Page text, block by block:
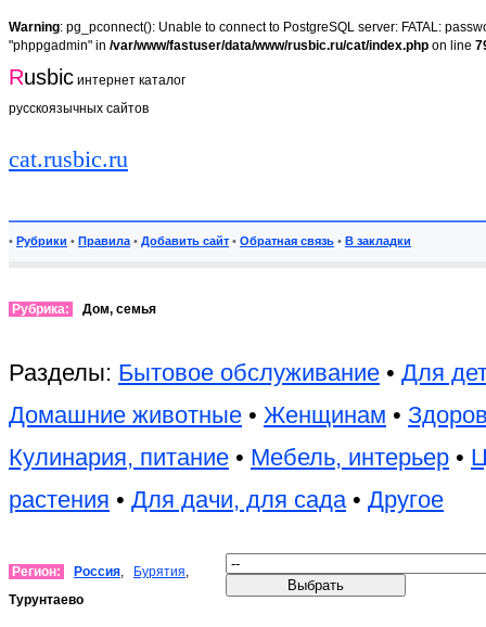
Warning: pg_pconnect(): Unable to connect to PostgreSQL server: FATAL:
"phppgadmin" in /var/www/fastuser/data/www/rusbic.ru/cat/index.php on line
Rusbic интернет каталог
русскоязычных сайтов
cat.rusbic.ru
• Рубрики • Правила • Добавить сайт • Обратная связь • В закладки
Рубрика: Дом, семья
Разделы: Бытовое обслуживание • Для
Домашние животные • Женщинам •
Кулинария, питание • Мебель, интерьер •
растения • Для дачи, для сада• Другое
Регион: Россия, Бурятия,
Турунтаево